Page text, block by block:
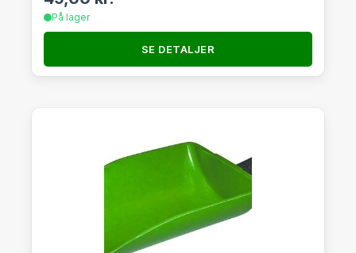
På lager
SE DETALJER